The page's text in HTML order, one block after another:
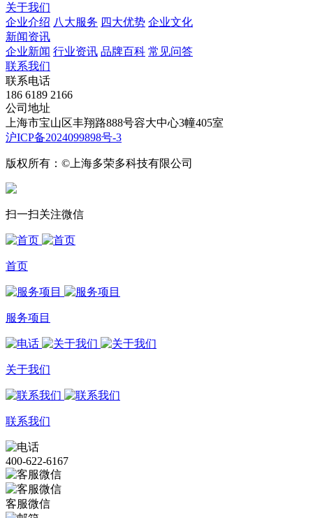
关于我们
企业介绍 八大服务 四大优势 企业文化
新闻资讯
企业新闻 行业资讯 品牌百科 常见问答
联系我们
联系电话
186 6189 2166
公司地址
上海市宝山区丰翔路888号容大中心3幢405室
沪ICP备2024099898号-3
版权所有：©上海多荣多科技有限公司
扫一扫关注微信
首页
服务项目
关于我们
联系我们
400-622-6167
客服微信